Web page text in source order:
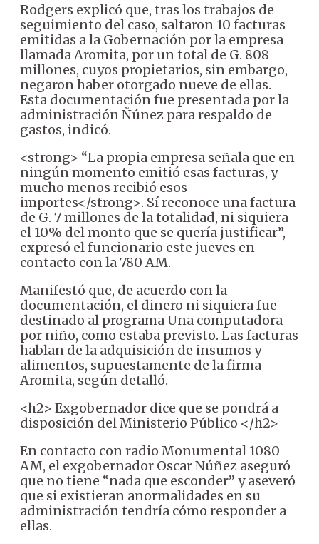
Rodgers explicó que, tras los trabajos de
seguimiento del caso, saltaron 10 facturas
emitidas a la Gobernación por la empresa
llamada Aromita, por un total de G. 808
millones, cuyos propietarios, sin embargo,
negaron haber otorgado nueve de ellas.
Esta documentación fue presentada por la
administración Ñúnez para respaldo de
gastos, indicó.
<strong> “La propia empresa señala que en
ningún momento emitió esas facturas, y
mucho menos recibió esos
importes</strong>. Sí reconoce una factura
de G. 7 millones de la totalidad, ni siquiera
el 10% del monto que se quería justificar”,
expresó el funcionario este jueves en
contacto con la 780 AM.
Manifestó que, de acuerdo con la
documentación, el dinero ni siquiera fue
destinado al programa Una computadora
por niño, como estaba previsto. Las facturas
hablan de la adquisición de insumos y
alimentos, supuestamente de la firma
Aromita, según detalló.
<h2> Exgobernador dice que se pondrá a
disposición del Ministerio Público </h2>
En contacto con radio Monumental 1080
AM, el exgobernador Oscar Núñez aseguró
que no tiene “nada que esconder” y aseveró
que si existieran anormalidades en su
administración tendría cómo responder a
ellas.